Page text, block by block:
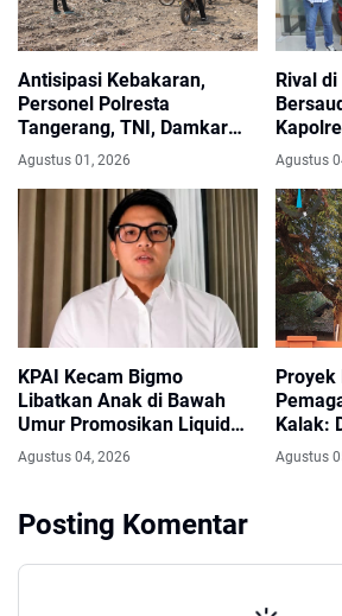
Antisipasi Kebakaran,
Personel Polresta
Tangerang, TNI, Damkar
Patroli di TPA Jatiwaringin
Agustus 01, 2026
Rival
dan
Damai
Agustus
KPAI Kecam Bigmo
Libatkan Anak di Bawah
Umur Promosikan Liquid
Vape, Minta Aparat
Bertindak Tegas
Agustus 04, 2026
Proyek
Kalak:
Agustus
Posting Komentar